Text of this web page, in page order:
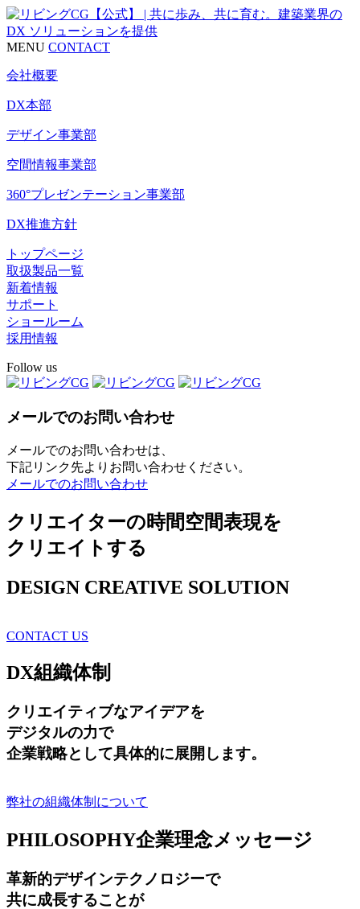
MENU CONTACT
会社概要
DX本部
デザイン事業部
空間情報事業部
360°プレゼンテーション事業部
DX推進方針
トップページ
取扱製品一覧
新着情報
サポート
ショールーム
採用情報
Follow us
メールでのお問い合わせ
メールでのお問い合わせは、
下記リンク先よりお問い合わせください。
メールでのお問い合わせ
クリエイターの時間空間表現を
クリエイトする
DESIGN CREATIVE SOLUTION
CONTACT US
DX組織体制
クリエイティブなアイデアを
デジタルの力で
企業戦略として具体的に展開します。
弊社の組織体制について
PHILOSOPHY企業理念メッセージ
革新的デザインテクノロジーで
共に成長することが